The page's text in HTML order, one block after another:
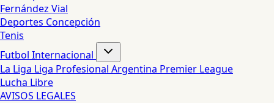
Fernández Vial
Deportes Concepción
Tenis
Futbol Internacional
La Liga Liga Profesional Argentina Premier League
Lucha Libre
AVISOS LEGALES